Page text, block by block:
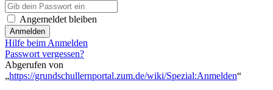
Angemeldet bleiben
Anmelden
Hilfe beim Anmelden
Passwort vergessen?
Abgerufen von
„https://grundschullernportal.zum.de/wiki/Spezial:Anmelden“